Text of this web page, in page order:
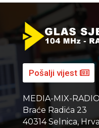
Pošalji vijest
MEDIA-MIX-
Braće Radića 23
40314 Selnica,